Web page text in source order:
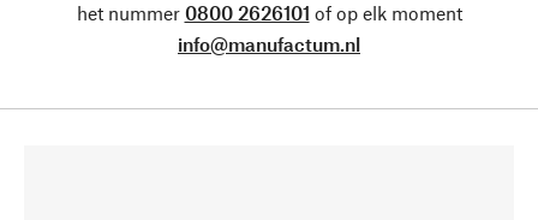
het nummer 0800 2626101 of op elk moment
info@manufactum.nl